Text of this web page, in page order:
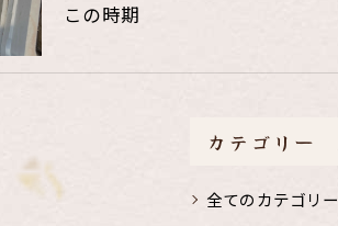
この時期
カテゴリー
全てのカテゴリー